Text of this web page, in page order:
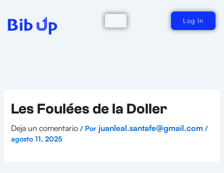
contenido
Log In
Les Foulées de la Doller
Deja un comentario / Por juanleal.santafe@gmail.com /
agosto 11, 2025